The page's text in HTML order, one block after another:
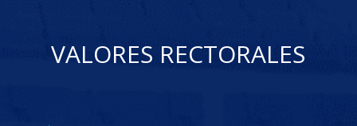
VALORES RECTORALES